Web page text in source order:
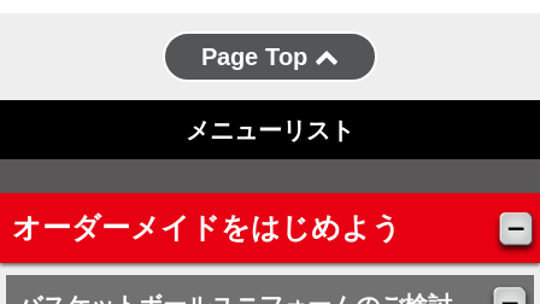
Page Top
メニューリスト
オーダーメイドをはじめよう